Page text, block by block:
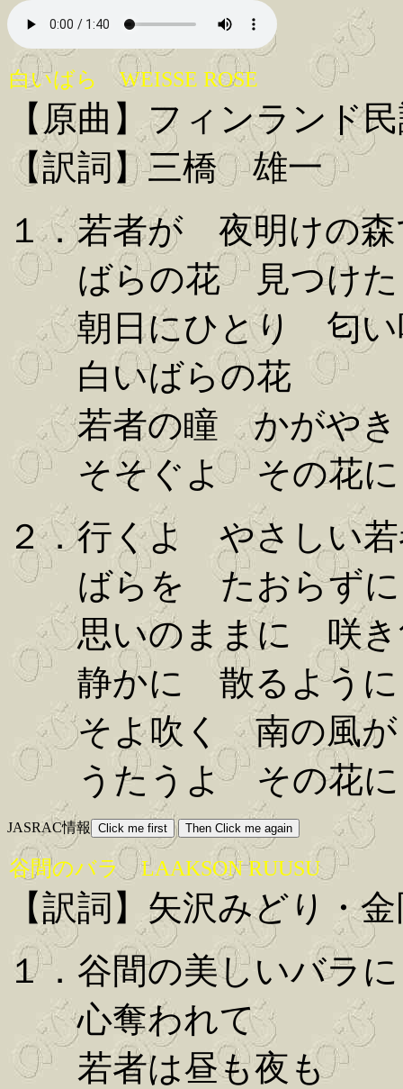
白いばら WEISSE ROSE
【原曲】フィンランド
【訳詞】三橋 雄一
１．若者が 夜明けの森
ばらの花 見つけた
朝日にひとり 匂い
白いばらの花
若者の瞳 かがやき
そそぐよ その花に
２．行くよ やさしい
ばらを たおらずに
思いのままに 咲き
静かに 散るように
そよ吹く 南の風が
うたうよ その花に
JASRAC情報
谷間のバラ LAAKSON RUUSU
【訳詞】矢沢みどり・
１．谷間の美しいバラに
心奪われて
若者は昼も夜も